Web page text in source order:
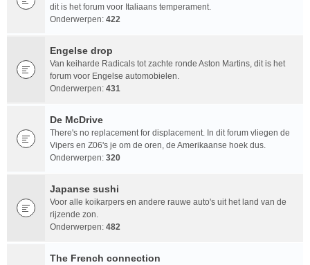
dit is het forum voor Italiaans temperament.
Onderwerpen: 422
Engelse drop
Van keiharde Radicals tot zachte ronde Aston Martins, dit is het
forum voor Engelse automobielen.
Onderwerpen: 431
De McDrive
There's no replacement for displacement. In dit forum vliegen de
Vipers en Z06's je om de oren, de Amerikaanse hoek dus.
Onderwerpen: 320
Japanse sushi
Voor alle koikarpers en andere rauwe auto's uit het land van de
rijzende zon.
Onderwerpen: 482
The French connection